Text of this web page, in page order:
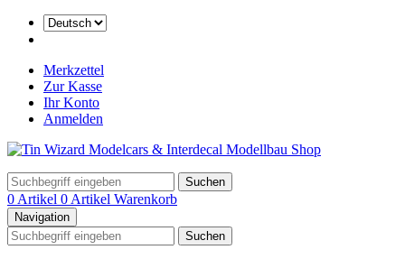
Merkzettel
Zur Kasse
Ihr Konto
Anmelden
Suchen
0 Artikel 0 Artikel Warenkorb
Navigation
Suchen